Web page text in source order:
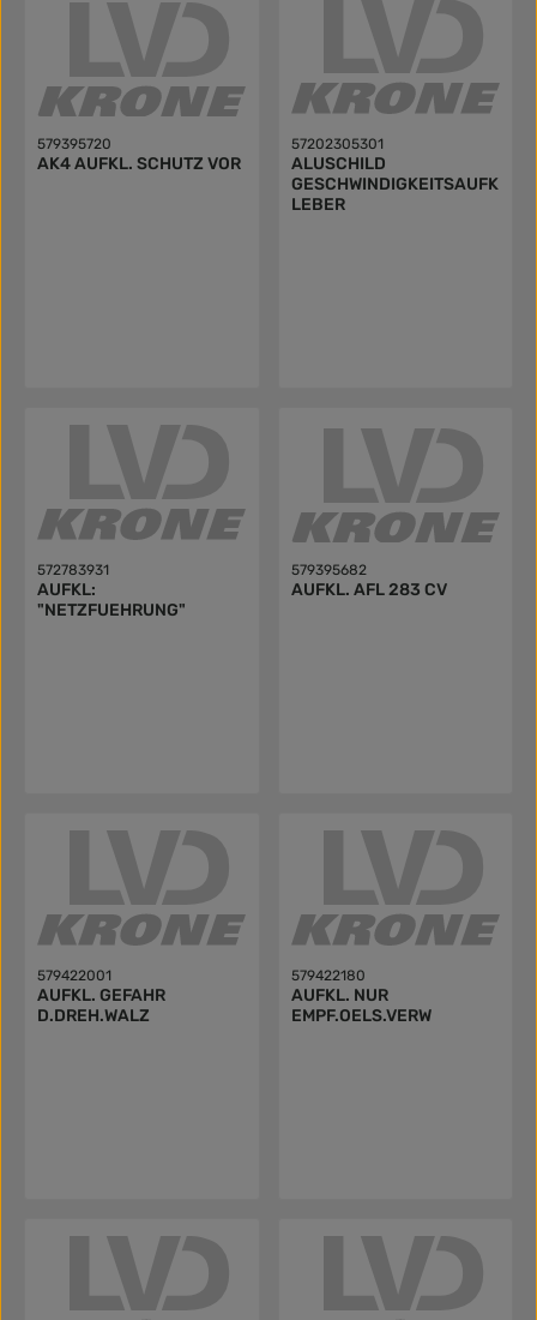
579395720
AK4 AUFKL. SCHUTZ VOR
57202305301
ALUSCHILD
GESCHWINDIGKEITSAUFK
LEBER
572783931
AUFKL:
"NETZFUEHRUNG"
579395682
AUFKL. AFL 283 CV
579422001
AUFKL. GEFAHR
D.DREH.WALZ
579422180
AUFKL. NUR
EMPF.OELS.VERW